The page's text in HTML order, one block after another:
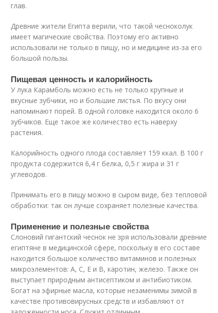
глав.
Древние жители Египта верили, что такой чесноколук
имеет магические свойства. Поэтому его активно
использовали не только в пищу, но и медицине из-за его
большой пользы.
Пищевая ценность и калорийность
У лука Карамболь можно есть не только крупные и
вкусные зубчики, но и большие листья. По вкусу они
напоминают порей. В одной головке находится около 6
зубчиков. Еще такое же количество есть наверху
растения.
Калорийность одного плода составляет 159 ккал. В 100 г
продукта содержится 6,4 г белка, 0,5 г жира и 31 г
углеводов.
Принимать его в пищу можно в сыром виде, без тепловой
обработки: так он лучше сохраняет полезные качества.
Применение и полезные свойства
Слоновий гигантский чеснок не зря использовали древние
египтяне в медицинской сфере, поскольку в его составе
находится большое количество витаминов и полезных
микроэлементов: А, С, Е и В, каротин, железо. Также он
выступает природным антисептиком и антибиотиком.
Богат на эфирные масла, которые незаменимы зимой в
качестве противовирусных средств и избавляют от